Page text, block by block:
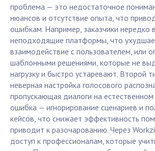
проблема — это недостаточное
нюансов и отсутствие опыта, что
ошибкам. Например, заказчики нередко
неподходящие платформы, что
взаимодействие с пользователем, или
шаблонными решениями, которые не
нагрузку и быстро устаревают. Второй
неверная настройка голосового
пропускающая диалоги на естественном
ошибка — игнорирование сценариев и
кейсов, что снижает эффективность
приводит к разочарованию. Через
доступ к профессионалам, которые